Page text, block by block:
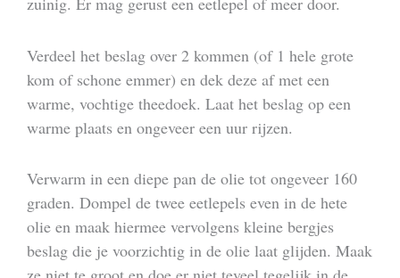
Verdeel het beslag over 2 kommen (of 1 hele grote
kom of schone emmer) en dek deze af met een
warme, vochtige theedoek. Laat het beslag op een
warme plaats en ongeveer een uur rijzen.
Verwarm in een diepe pan de olie tot ongeveer 160
graden. Dompel de twee eetlepels even in de hete
olie en maak hiermee vervolgens kleine bergjes
beslag die je voorzichtig in de olie laat glijden. Maak